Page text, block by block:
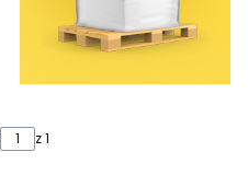
z 1